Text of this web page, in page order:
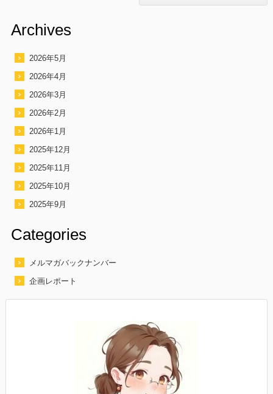
Archives
2026年5月
2026年4月
2026年3月
2026年2月
2026年1月
2025年12月
2025年11月
2025年10月
2025年9月
Categories
メルマガバックナンバー
企画レポート